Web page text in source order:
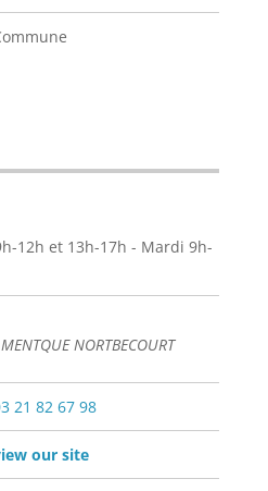
12h et 13h-17h - Mardi 9h-
NORTBECOURT
21 82 67 98
our site